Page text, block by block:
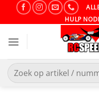
HULP
Zoeken
naar: